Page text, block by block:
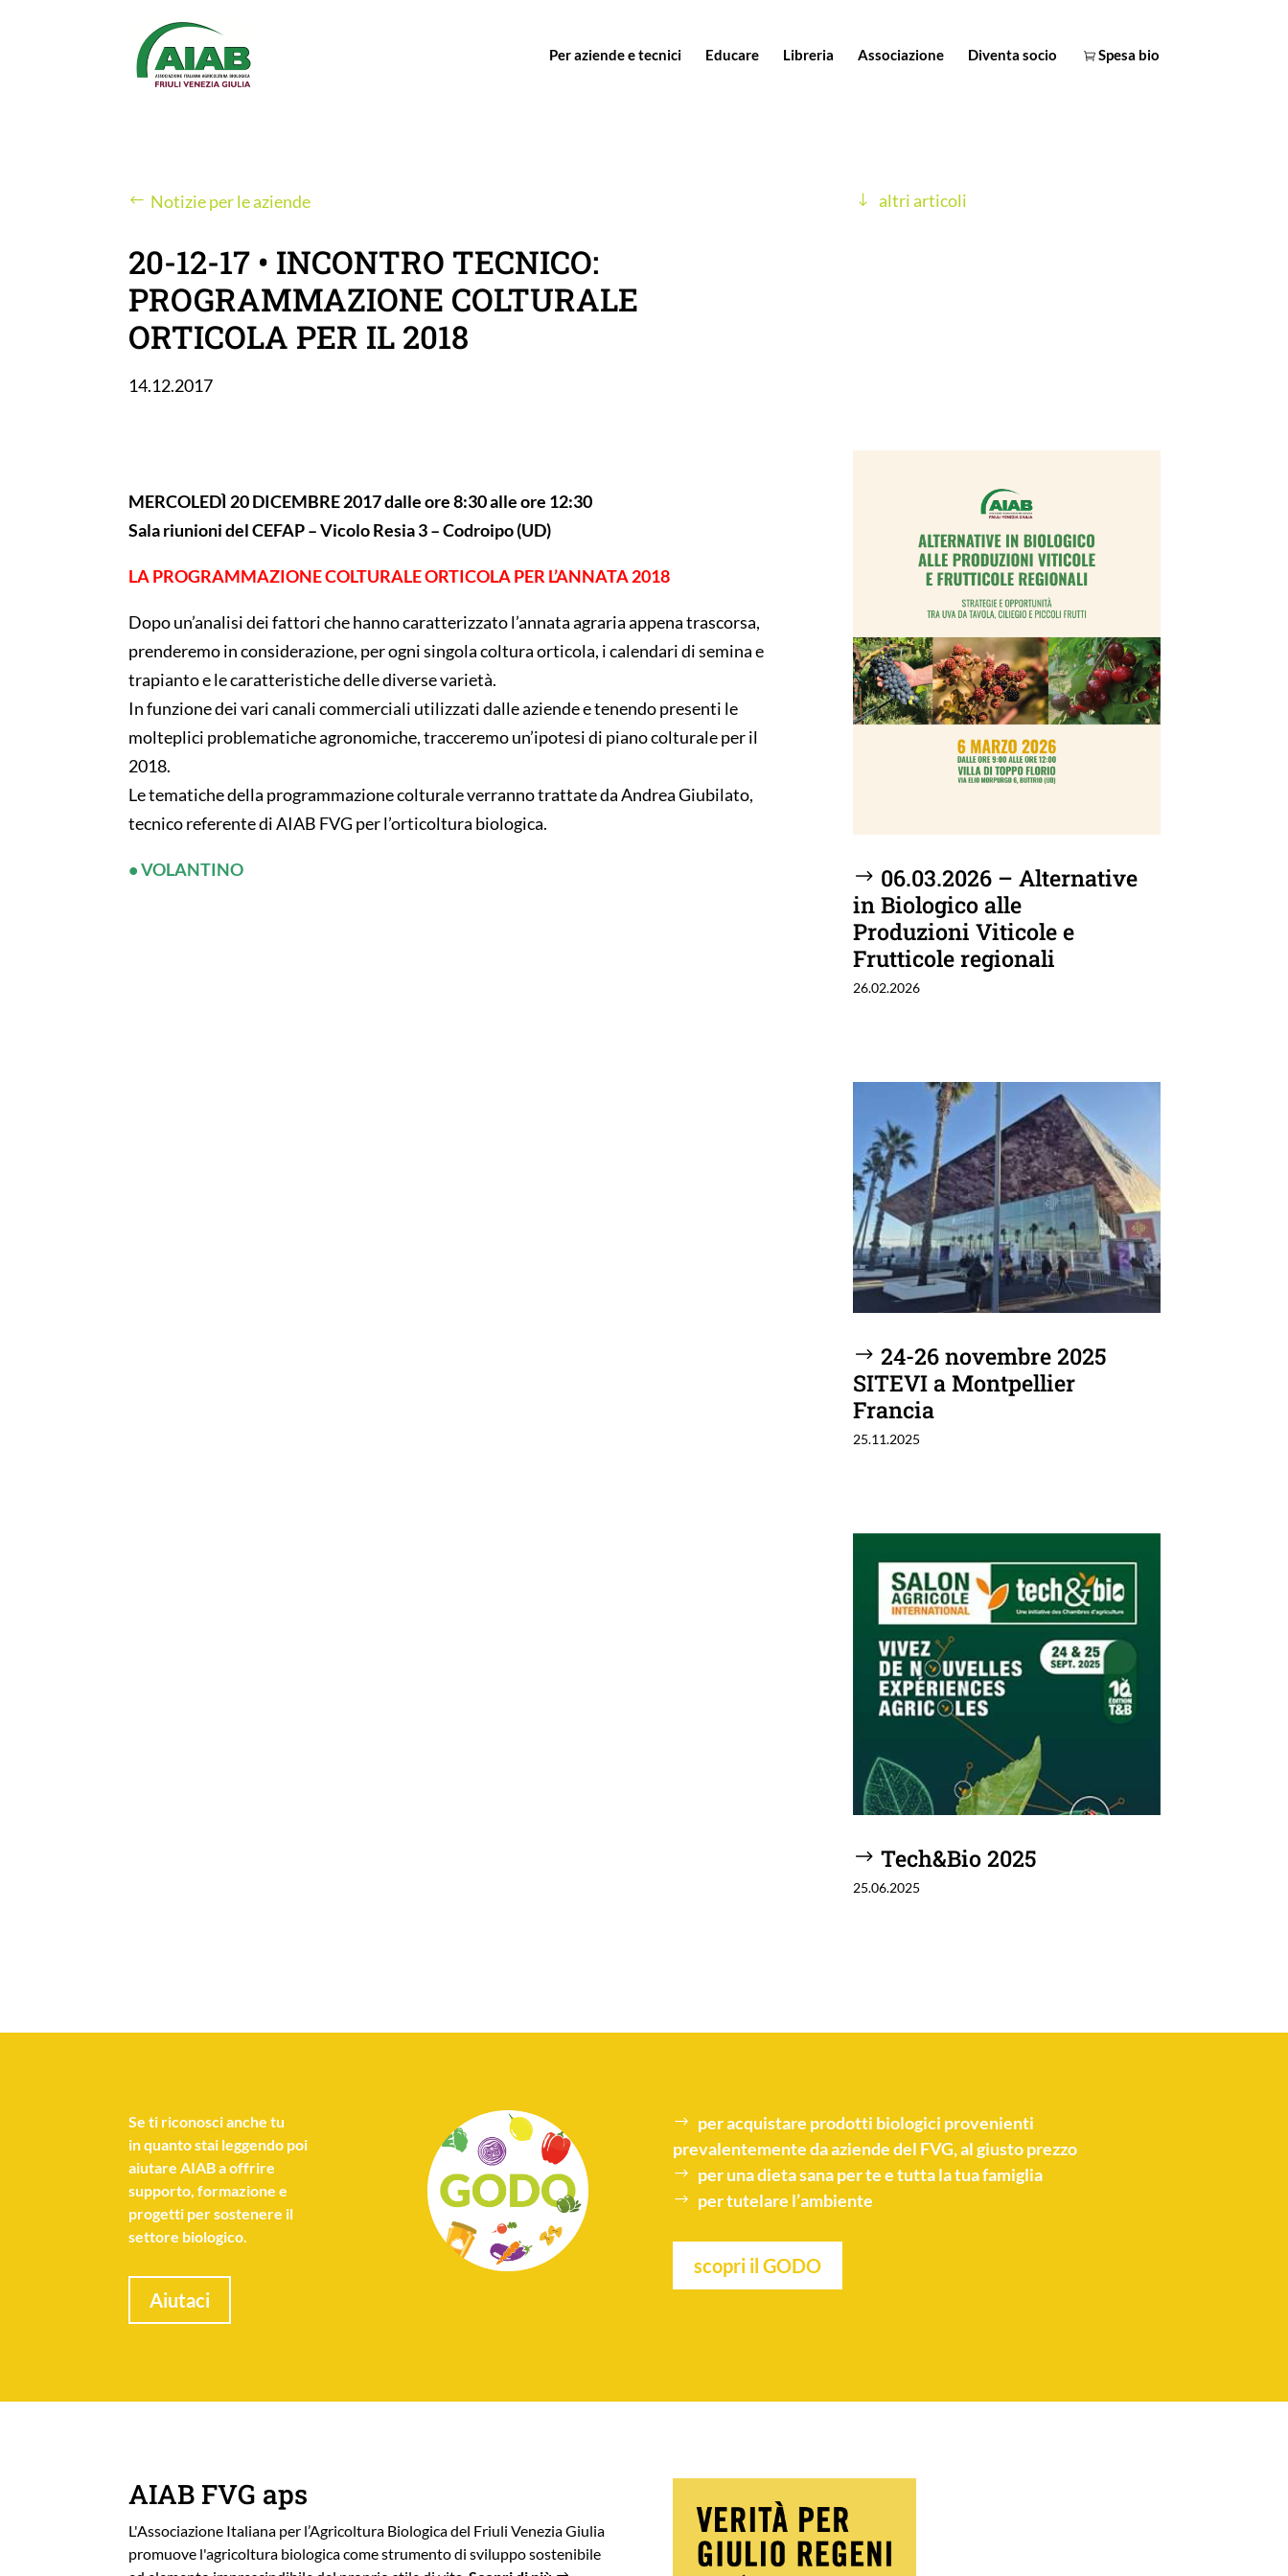
Per aziende e tecnici Educare Libreria Associazione Diventa socio Spesa bio
Notizie per le aziende
20-12-17 • INCONTRO TECNICO:
PROGRAMMAZIONE COLTURALE
ORTICOLA PER IL 2018
14.12.2017
altri articoli
MERCOLEDÌ 20 DICEMBRE 2017 dalle ore 8:30 alle ore 12:30
Sala riunioni del CEFAP – Vicolo Resia 3 – Codroipo (UD)
LA PROGRAMMAZIONE COLTURALE ORTICOLA PER L’ANNATA 2018
Dopo un’analisi dei fattori che hanno caratterizzato l’annata agraria appena trascorsa,
prenderemo in considerazione, per ogni singola coltura orticola, i calendari di semina e
trapianto e le caratteristiche delle diverse varietà.
In funzione dei vari canali commerciali utilizzati dalle aziende e tenendo presenti le
molteplici problematiche agronomiche, tracceremo un’ipotesi di piano colturale per il
2018.
Le tematiche della programmazione colturale verranno trattate da Andrea Giubilato,
tecnico referente di AIAB FVG per l’orticoltura biologica.
• VOLANTINO
06.03.2026 – Alternative
in Biologico alle
Produzioni Viticole e
Frutticole regionali
26.02.2026
24-26 novembre 2025
SITEVI a Montpellier
Francia
25.11.2025
Tech&Bio 2025
25.06.2025
Seti riconosci anche tu
in quanto stai leggendo poi
aiutare AIAB a offrire
supporto, formazione e
progetti per sostenere il
settore biologico.
Aiutaci
per acquistare prodotti biologici provenienti
prevalentemente da aziende del FVG, al giusto prezzo
per unadieta sanaper te e tutta la tua famiglia
per tutelare l’ambiente
scopri il GODO
AIAB FVG aps
L'Associazione Italiana per l’Agricoltura Biologica del Friuli Venezia Giulia
promuove l'agricoltura biologica come strumento di sviluppo sostenibile